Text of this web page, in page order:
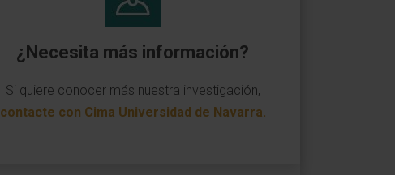
¿Necesita más información?
Si quiere conocer más nuestra investigación,
contacte con Cima Universidad de Navarra.